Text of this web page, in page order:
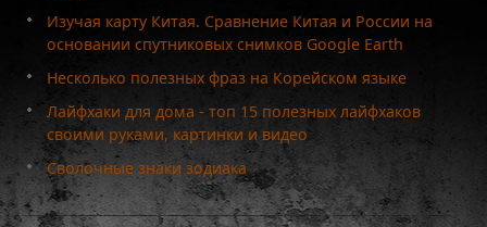
Изучая карту Китая. Сравнение Китая и России на
основании спутниковых снимков Google Earth
Несколько полезных фраз на Корейском языке
Лайфхаки для дома - топ 15 полезных лайфхаков
своими руками, картинки и видео
Сволочные знаки зодиака